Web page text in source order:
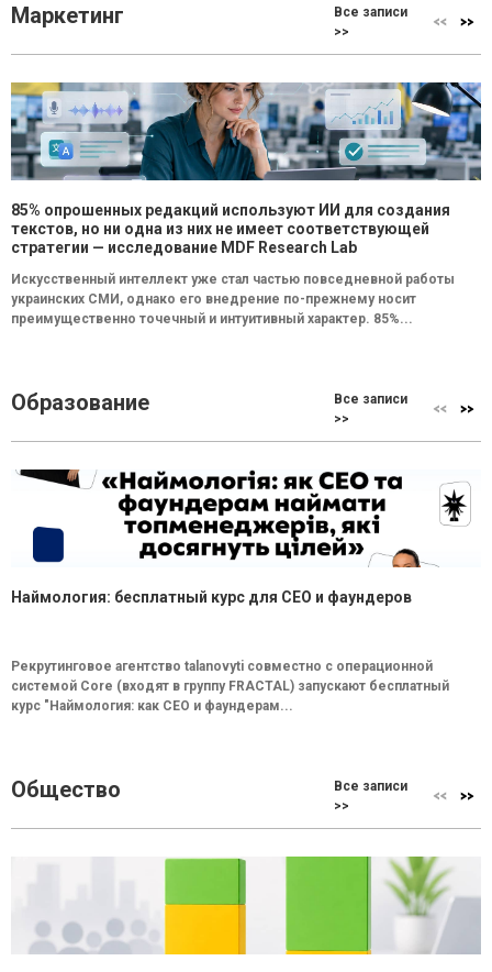
Маркетинг
Все записи
>>
85% опрошенных редакций используют ИИ для создания
текстов, но ни одна из них не имеет соответствующей
стратегии — исследование MDF Research Lab
Искусственный интеллект уже стал частью повседневной работы
украинских СМИ, однако его внедрение по-прежнему носит
преимущественно точечный и интуитивный характер. 85%...
Образование
Все записи
>>
Наймология: бесплатный курс для CEO и фаундеров
Рекрутинговое агентство talanovyti совместно с операционной
системой Core (входят в группу FRACTAL) запускают бесплатный
курс "Наймология: как СEO и фаундерам...
Общество
Все записи
>>